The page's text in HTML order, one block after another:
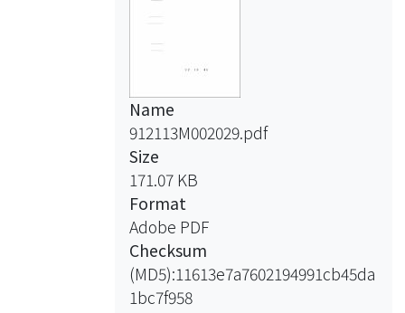
Name
912113M002029.pdf
Size
171.07 KB
Format
Adobe PDF
Checksum
(MD5):11613e7a7602194991cb45da
1bc7f958